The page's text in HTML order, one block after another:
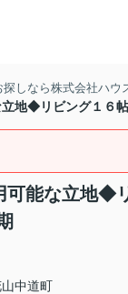
しなら株式会社ハウ
地◆リビング１６
能な立地◆
中道町